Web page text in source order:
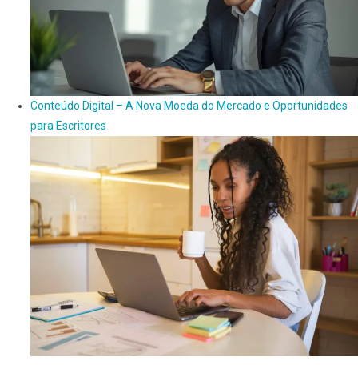
Conteúdo Digital – A Nova Moeda do Mercado e Oportunidades
para Escritores